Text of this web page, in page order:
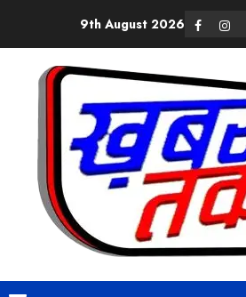
9th August 2026